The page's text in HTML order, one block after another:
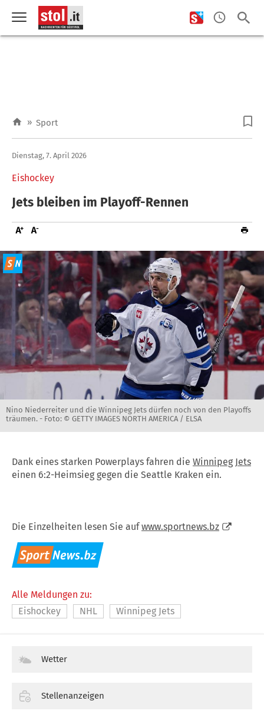
» Sport
Eishockey
Dienstag, 7. April 2026
Jets bleiben im Playoff-Rennen
Nino Niederreiter und die Winnipeg Jets dürfen noch von den Playoffs
träumen. - Foto: © GETTY IMAGES NORTH AMERICA / ELSA
Dank eines starken Powerplays fahren die Winnipeg Jets
einen 6:2-Heimsieg gegen die Seattle Kraken ein.
Die Einzelheiten lesen Sie aufwww.sportnews.bz
Alle Meldungen zu:
Eishockey
NHL Winnipeg Jets
Wetter
Stellenanzeigen